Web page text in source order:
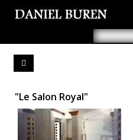
"Le Salon Royal"